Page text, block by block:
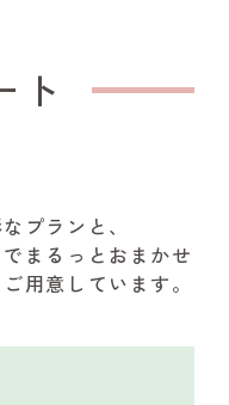
ト
プランと、
まるっとおまかせ
用意しています。